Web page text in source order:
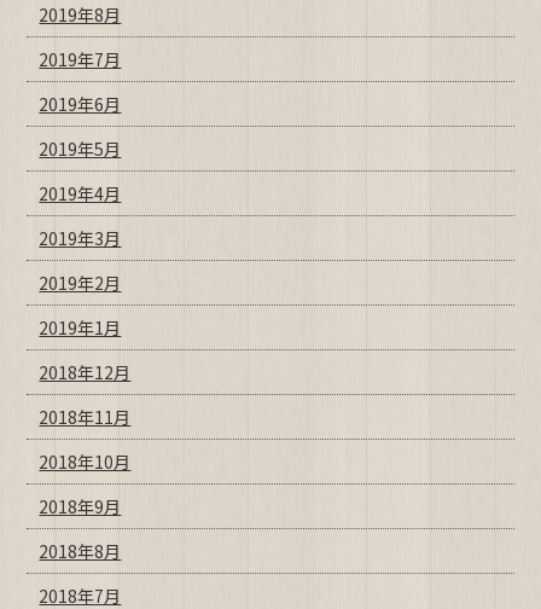
2019年8月
2019年7月
2019年6月
2019年5月
2019年4月
2019年3月
2019年2月
2019年1月
2018年12月
2018年11月
2018年10月
2018年9月
2018年8月
2018年7月